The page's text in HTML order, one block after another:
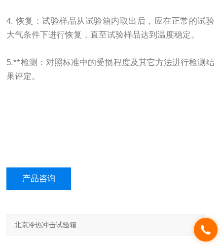
4. 恢复：试验样品从试验箱内取出后，应在正常的试验
大气条件下进行恢复，直至试验样品达到温度稳定。
5.**检测：对照标准中的受损程度及其它方法进行检测结
果评定。
产品咨询